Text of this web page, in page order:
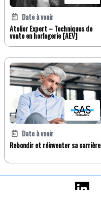
Date à venir
Atelier Expert – Techniques de
vente en horlogerie [AEV]
Date à venir
Rebondir et réinventer sa carrière